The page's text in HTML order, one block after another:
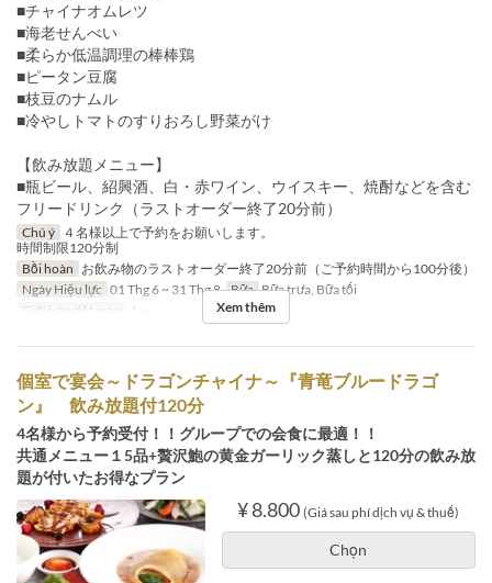
■チャイナオムレツ
■海老せんべい
■柔らか低温調理の棒棒鶏
■ピータン豆腐
■枝豆のナムル
■冷やしトマトのすりおろし野菜がけ
【飲み放題メニュー】
■瓶ビール、紹興酒、白・赤ワイン、ウイスキー、焼酎などを含む
フリードリンク（ラストオーダー終了20分前）
Chú ý
４名様以上で予約をお願いします。
時間制限120分制
Bồi hoàn お飲み物のラストオーダー終了20分前（ご予約時間から100分後）
Ngày Hiệu lực 01 Thg 6 ~ 31 Thg 8 Bữa Bữa trưa, Bữa tối
Giới hạn dặt món
4 ~ Xem thêm
個室で宴会～ドラゴンチャイナ～『青竜ブルードラゴ
ン』 飲み放題付120分
4名様から予約受付！！グループでの会食に最適！！
共通メニュー１5品+贅沢鮑の黄金ガーリック蒸しと120分の飲み放
題が付いたお得なプラン
¥ 8.800 (Giá sau phí dịch vụ & thuế)
Chọn